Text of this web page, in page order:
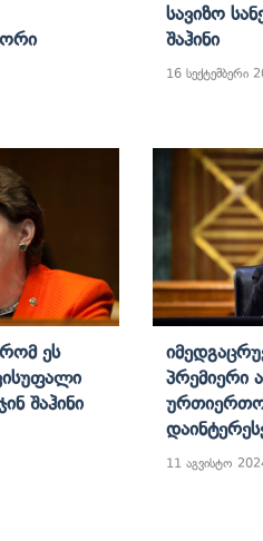
Სავიზო
Შაჰინი
16 სექტემბერი
Ეს
Შაჰინი
Პრემიერი
11 აგვისტო